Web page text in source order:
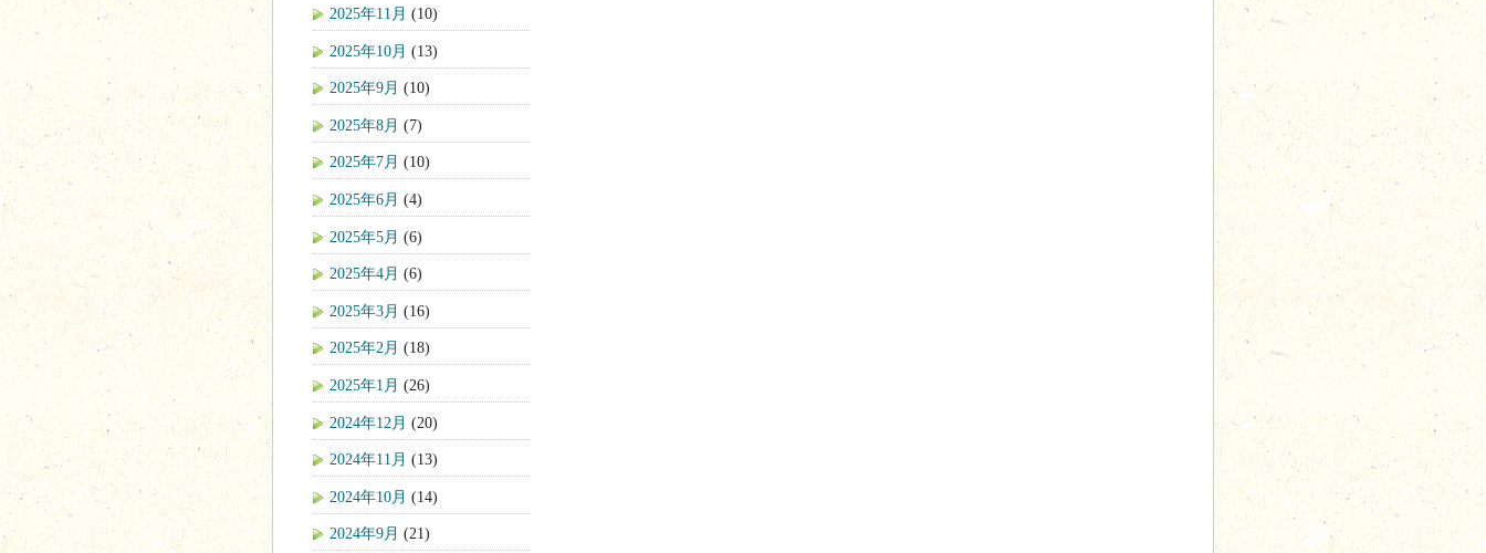
2025年11月 (10)
2025年10月 (13)
2025年9月 (10)
2025年8月 (7)
2025年7月 (10)
2025年6月 (4)
2025年5月 (6)
2025年4月 (6)
2025年3月 (16)
2025年2月 (18)
2025年1月 (26)
2024年12月 (20)
2024年11月 (13)
2024年10月 (14)
2024年9月 (21)